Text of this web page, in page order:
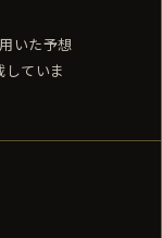
いた予想
ていま